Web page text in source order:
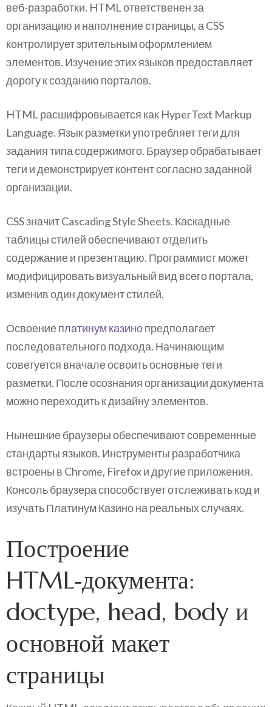
веб-разработки. HTML ответственен за
организацию и наполнение страницы, а CSS
контролирует зрительным оформлением
элементов. Изучение этих языков предоставляет
дорогу к созданию порталов.
HTML расшифровывается как HyperText Markup
Language. Язык разметки употребляет теги для
задания типа содержимого. Браузер обрабатывает
теги и демонстрирует контент согласно заданной
организации.
CSS значит Cascading Style Sheets. Каскадные
таблицы стилей обеспечивают отделить
содержание и презентацию. Программист может
модифицировать визуальный вид всего портала,
изменив один документ стилей.
Освоениеплатинум казинопредполагает
последовательного подхода. Начинающим
советуется вначале освоить основные теги
разметки. После осознания организации документа
можно переходить к дизайну элементов.
Нынешние браузеры обеспечивают современные
стандарты языков. Инструменты разработчика
встроены в Chrome, Firefox и другие приложения.
Консоль браузера способствует отслеживать код и
изучать Платинум Казино на реальных случаях.
Построение
HTML‑документа:
doctype, head, body и
основной макет
страницы